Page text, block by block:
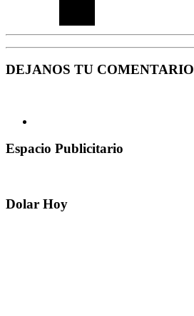
DEJANOS TU COMENTARIO
Espacio Publicitario
Dolar Hoy